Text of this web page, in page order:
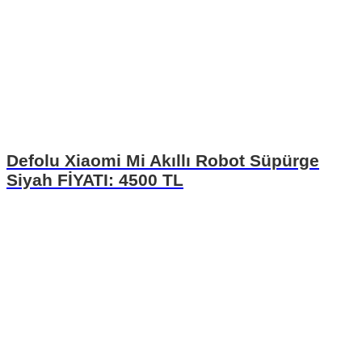
Defolu Xiaomi Mi Akıllı Robot Süpürge
Siyah FİYATI: 4500 TL